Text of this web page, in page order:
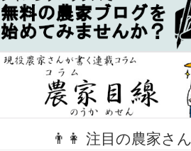
👨👩 注目の農家さん